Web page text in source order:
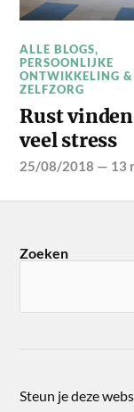
ALLE BLOGS,
PERSOONLIJKE
ONTWIKKELING &
ZELFZORG
Rust
veel stress
25/08/2018 — 13
Zoeken
Steun je deze